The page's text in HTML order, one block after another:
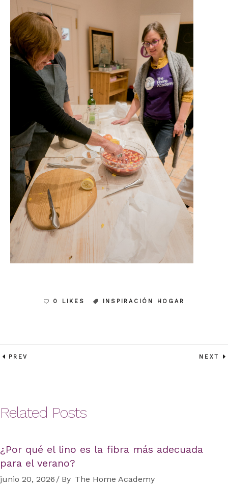
0 LIKES INSPIRACIÓN HOGAR
PREV NEXT
Related Posts
¿Por qué el lino es la fibra más adecuada
para el verano?
junio 20, 2026 By The Home Academy